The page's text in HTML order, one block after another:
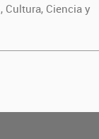
Cultura, Ciencia y